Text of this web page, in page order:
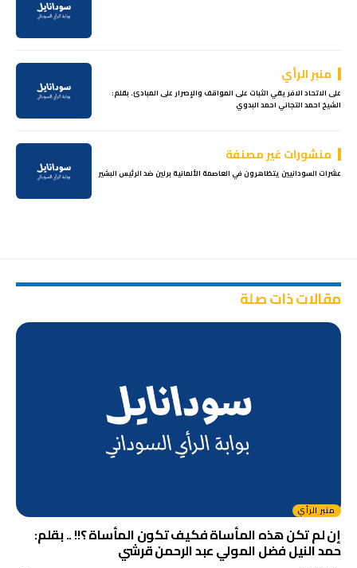
منبر الرأي
على الاتحاد الافريقي الثبات على المواقف والإصرار على المبادئ. بقلم:
الشيخ احمد التجاني احمد البدوي
منشورات غير مصنفة
عشرات السودانيين يتظاهرون في العاصمة الألمانية برلين ضد الرئيس البشير
مقالات ذات صلة
منبر الرأي
إن لم تكن هذه المأساة فكيف تكون المأساة ؟!! .. بقلم:
حمد النيل فضل المولي عبد الرحمن قرشي